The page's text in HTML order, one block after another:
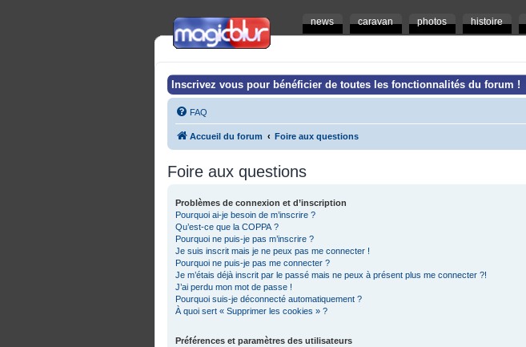
news caravan photos histoire
Inscrivez vous pour bénéficier de toutes les fonctionnalités du forum !
FAQ
Accueil du forum Foire aux questions
Foire aux questions
Problèmes de connexion et d’inscription
Pourquoi ai-je besoin de m’inscrire ?
Qu’est-ce que la COPPA ?
Pourquoi ne puis-je pas m’inscrire ?
Je suis inscrit mais je ne peux pas me connecter !
Pourquoi ne puis-je pas me connecter ?
Je m’étais déjà inscrit par le passé mais ne peux à présent plus me connecter ?!
J’ai perdu mon mot de passe !
Pourquoi suis-je déconnecté automatiquement ?
À quoi sert « Supprimer les cookies » ?
Préférences et paramètres des utilisateurs